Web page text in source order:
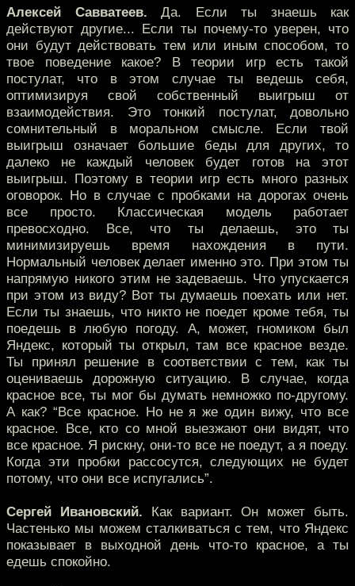
Алексей Савватеев. Да. Если ты знаешь как
действуют другие... Если ты почему-то уверен, что
они будут действовать тем или иным способом, то
твое поведение какое? В теории игр есть такой
постулат, что в этом случае ты ведешь себя,
оптимизируя свой собственный выигрыш от
взаимодействия. Это тонкий постулат, довольно
сомнительный в моральном смысле. Если твой
выигрыш означает большие беды для других, то
далеко не каждый человек будет готов на этот
выигрыш. Поэтому в теории игр есть много разных
оговорок. Но в случае с пробками на дорогах очень
все просто. Классическая модель работает
превосходно. Все, что ты делаешь, это ты
минимизируешь время нахождения в пути.
Нормальный человек делает именно это. При этом ты
напрямую никого этим не задеваешь. Что упускается
при этом из виду? Вот ты думаешь поехать или нет.
Если ты знаешь, что никто не поедет кроме тебя, ты
поедешь в любую погоду. А, может, гномиком был
Яндекс, который ты открыл, там все красное везде.
Ты принял решение в соответствии с тем, как ты
оцениваешь дорожную ситуацию. В случае, когда
красное все, ты мог бы думать немножко по-другому.
А как? “Все красное. Но не я же один вижу, что все
красное. Все, кто со мной выезжают они видят, что
все красное. Я рискну, они-то все не поедут, а я поеду.
Когда эти пробки рассосутся, следующих не будет
потому, что они все испугались”.
Сергей Ивановский. Как вариант. Он может быть.
Частенько мы можем сталкиваться с тем, что Яндекс
показывает в выходной день что-то красное, а ты
едешь спокойно.